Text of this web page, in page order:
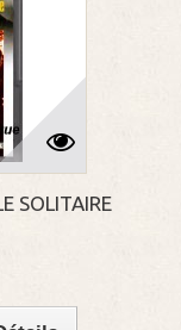
SOLITAIRE